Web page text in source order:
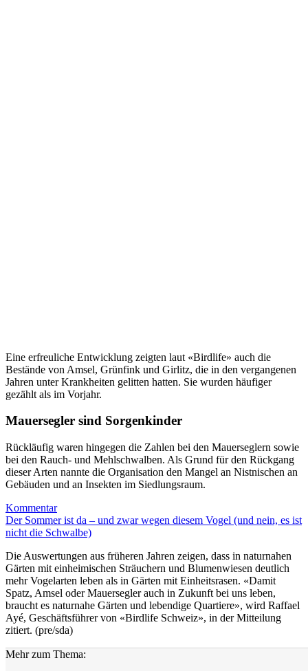
Eine erfreuliche Entwicklung zeigten laut «Birdlife» auch die
Bestände von Amsel, Grünfink und Girlitz, die in den vergangenen
Jahren unter Krankheiten gelitten hatten. Sie wurden häufiger
gezählt als im Vorjahr.
Mauersegler sind Sorgenkinder
Rückläufig waren hingegen die Zahlen bei den Mauerseglern sowie
bei den Rauch- und Mehlschwalben. Als Grund für den Rückgang
dieser Arten nannte die Organisation den Mangel an Nistnischen an
Gebäuden und an Insekten im Siedlungsraum.
Kommentar
Der Sommer ist da – und zwar wegen diesem Vogel (und nein, es ist
nicht die Schwalbe)
Die Auswertungen aus früheren Jahren zeigen, dass in naturnahen
Gärten mit einheimischen Sträuchern und Blumenwiesen deutlich
mehr Vogelarten leben als in Gärten mit Einheitsrasen. «Damit
Spatz, Amsel oder Mauersegler auch in Zukunft bei uns leben,
braucht es naturnahe Gärten und lebendige Quartiere», wird Raffael
Ayé, Geschäftsführer von «Birdlife Schweiz», in der Mitteilung
zitiert. (pre/sda)
Mehr zum Thema: